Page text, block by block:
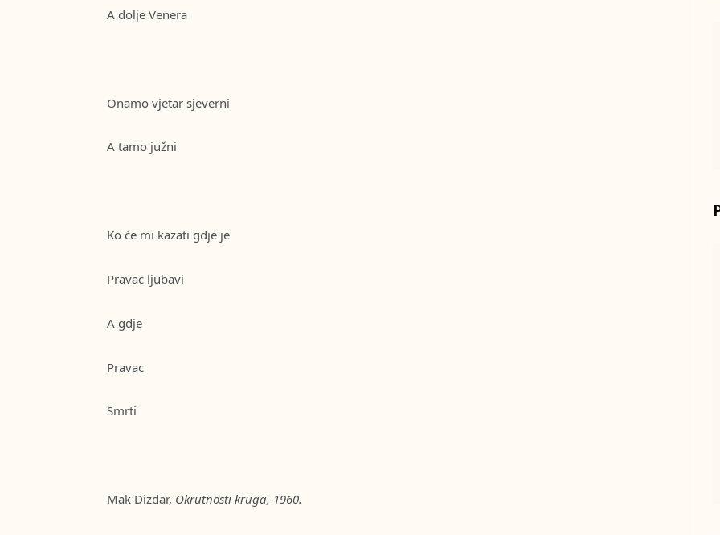
A dolje Venera
Onamo vjetar sjeverni
A tamo južni
Ko će mi kazati gdje je
Pravac ljubavi
A gdje
Pravac
Smrti
Mak Dizdar, Okrutnosti kruga, 1960.